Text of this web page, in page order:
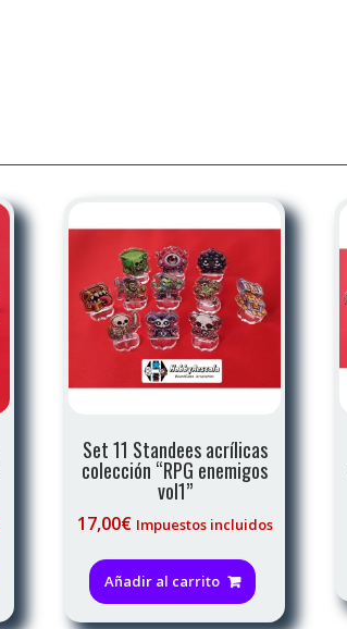
Set 11 Standees acrílicas
colección “RPG enemigos
vol1”
17,00€ Impuestos incluidos
Añadir al carrito